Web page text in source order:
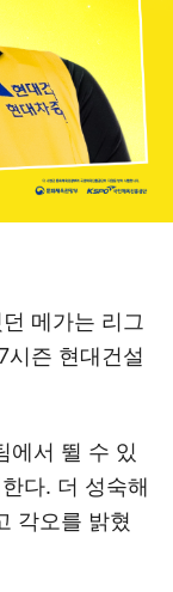
메가는 리그
즌 현대건설
에서 뛸 수 있
다. 더 성숙해
각오를 밝혔